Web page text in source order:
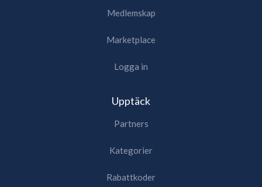
Medlemskap
Marketplace
Logga in
Upptäck
Partners
Kategorier
Rabattkoder